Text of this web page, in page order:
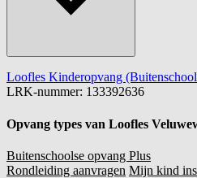
Loofles Kinderopvang
LRK-nummer: 133392636
Opvang types van Loofles
Buitenschoolse opvang Plus
Rondleiding aanvragen Mijn kind